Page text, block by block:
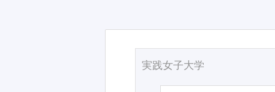
実践女子大学